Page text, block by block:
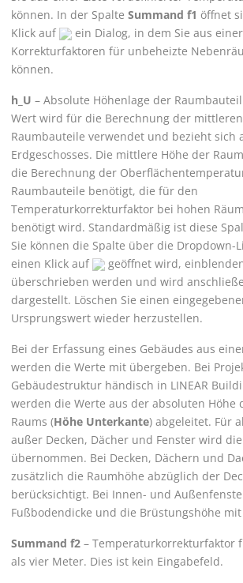
können. In der Spalte Summand f1 öffnet
Klick auf
ein Dialog, in dem Sie aus
Korrekturfaktoren für unbeheizte
können.
h_U – Absolute Höhenlage der
Wert wird für die Berechnung der
Raumbauteile verwendet und bezieht sich
Erdgeschosses. Die mittlere Höhe der
die Berechnung der
Raumbauteile benötigt, die für den
Temperaturkorrekturfaktor bei hohen
benötigt wird. Standardmäßig ist diese
Sie können die Spalte über die Dropdown-
einen Klick auf
geöffnet wird,
überschrieben werden und wird
dargestellt. Löschen Sie einen
Ursprungswert wieder herzustellen.
Bei der Erfassung eines Gebäudes aus
werden die Werte mit übergeben. Bei
Gebäudestruktur händisch in LINEAR
werden die Werte aus der absoluten Höhe
Raums (Höhe Unterkante) abgeleitet. Für
außer Decken, Dächer und Fenster wird die
übernommen. Bei Decken, Dächern und
zusätzlich die Raumhöhe abzüglich der
berücksichtigt. Bei Innen- und
Fußbodendicke und die Brüstungshöhe
Summand f2 – Temperaturkorrekturfaktor
als vier Meter. Dies ist kein Eingabefeld.